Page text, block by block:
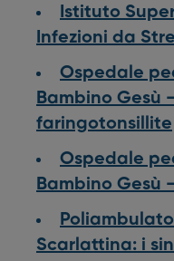
Istituto
Infezioni da
Ospedale
Bambino Gesù
faringotonsillite
Ospedale
Bambino Gesù
Scarlattina: i